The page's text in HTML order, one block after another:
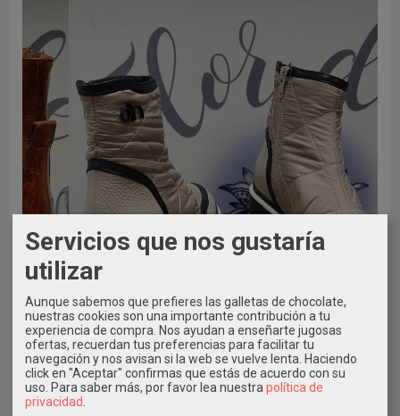
Servicios que nos gustaría
utilizar
Aunque sabemos que prefieres las galletas de chocolate,
nuestras cookies son una importante contribución a tu
experiencia de compra. Nos ayudan a enseñarte jugosas
ofertas, recuerdan tus preferencias para facilitar tu
navegación y nos avisan si la web se vuelve lenta. Haciendo
click en "Aceptar" confirmas que estás de acuerdo con su
uso. Para saber más, por favor lea nuestra política de
privacidad